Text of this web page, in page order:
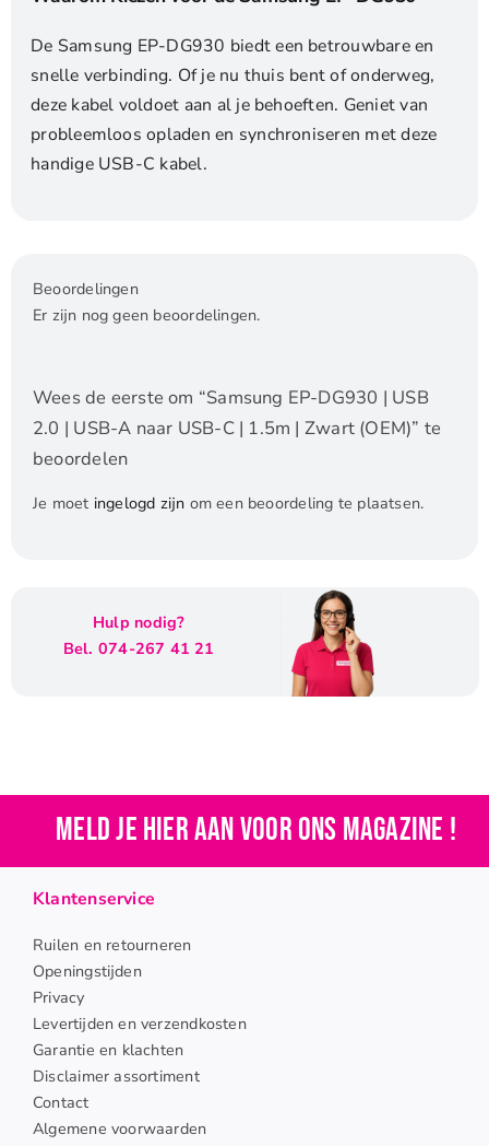
De Samsung EP-DG930 biedt een betrouwbare en
snelle verbinding. Of je nu thuis bent of onderweg,
deze kabel voldoet aan al je behoeften. Geniet van
probleemloos opladen en synchroniseren met deze
handige USB-C kabel.
Beoordelingen
Er zijn nog geen beoordelingen.
Wees de eerste om “Samsung EP-DG930 | USB
2.0 | USB-A naar USB-C | 1.5m | Zwart (OEM)” te
beoordelen
Je moet ingelogd zijn om een beoordeling te plaatsen.
Hulp nodig?
Bel. 074-267 41 21
Meld je hier aan voor ons magazine !
Klantenservice
Ruilen en retourneren
Openingstijden
Privacy
Levertijden en verzendkosten
Garantie en klachten
Disclaimer assortiment
Contact
Algemene voorwaarden